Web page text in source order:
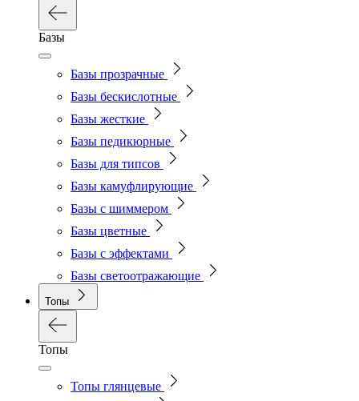
Базы
Базы прозрачные
Базы бескислотные
Базы жесткие
Базы педикюрные
Базы для типсов
Базы камуфлирующие
Базы с шиммером
Базы цветные
Базы с эффектами
Базы светоотражающие
Топы
Топы
Топы глянцевые